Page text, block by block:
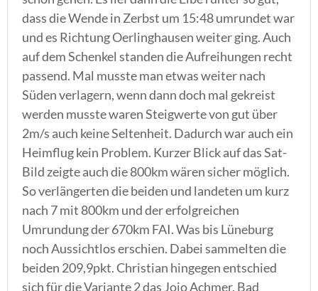
dass die Wende in Zerbst um 15:48 umrundet war
und es Richtung Oerlinghausen weiter ging. Auch
auf dem Schenkel standen die Aufreihungen recht
passend. Mal musste man etwas weiter nach
Süden verlagern, wenn dann doch mal gekreist
werden musste waren Steigwerte von gut über
2m/s auch keine Seltenheit. Dadurch war auch ein
Heimflug kein Problem. Kurzer Blick auf das Sat-
Bild zeigte auch die 800km wären sicher möglich.
So verlängerten die beiden und landeten um kurz
nach 7 mit 800km und der erfolgreichen
Umrundung der 670km FAI. Was bis Lüneburg
noch Aussichtlos erschien. Dabei sammelten die
beiden 209,9pkt. Christian hingegen entschied
sich für die Variante 2 das Jojo Achmer, Bad